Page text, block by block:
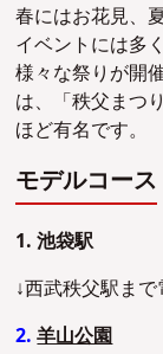
春にはお花見、
イベントには多
様々な祭りが開
は、「秩父まつ
ほど有名です。
モデルコース
1. 池袋駅
↓西武秩父駅ま
2.羊山公園